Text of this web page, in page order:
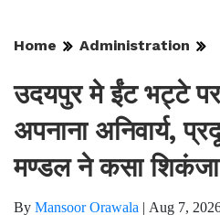
Home Administration
उदयपुर मे ईंट भट्टे
अपनाना अनिवार्य,
मण्डल ने कसा शिकंजा
By Mansoor Orawala | Aug 7,